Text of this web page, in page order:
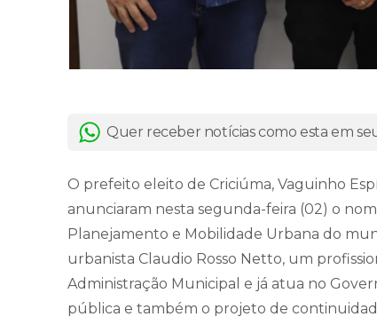
Quer receber notícias como esta em
O prefeito eleito de Criciúma, Vaguinho
anunciaram nesta segunda-feira (02) o
Planejamento e Mobilidade Urbana do
urbanista Claudio Rosso Netto, um
Administração Municipal e já atua no
pública e também o projeto de